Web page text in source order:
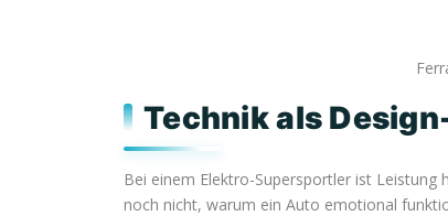
Technik als
Bei einem Elektro-Supersportler ist Leistung
noch nicht, warum ein Auto emotional